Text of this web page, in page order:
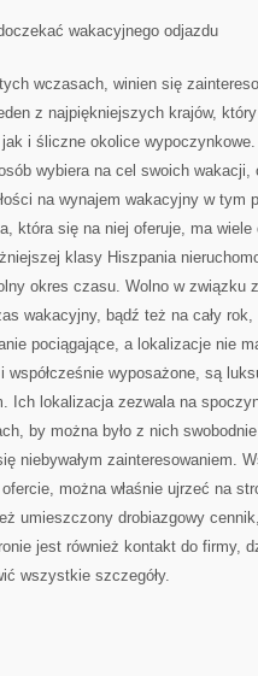
wakacyjnego odjazdu
wczasach, winien się
z najpiękniejszych krajów,
i śliczne okolice
wybiera na cel swoich
na wynajem wakacyjny w tym
która się na niej oferuje, ma
klasy Hiszpania
okres czasu. Wolno w związku
wakacyjny, bądź też na cały
pociągające, a lokalizacje nie
wyposażone, są
Ich lokalizacja zezwala na
by można było z nich
niebywałym zainteresowaniem.
można właśnie ujrzeć na
umieszczony drobiazgowy
jest również kontakt do firmy,
wszystkie szczegóły.